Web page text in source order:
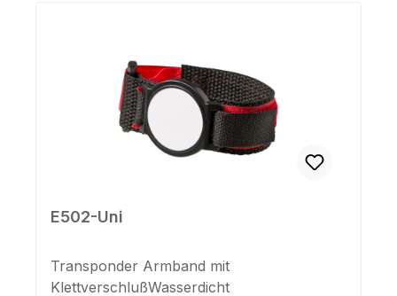
E502-Uni
Transponder Armband mit
KlettverschlußWasserdicht